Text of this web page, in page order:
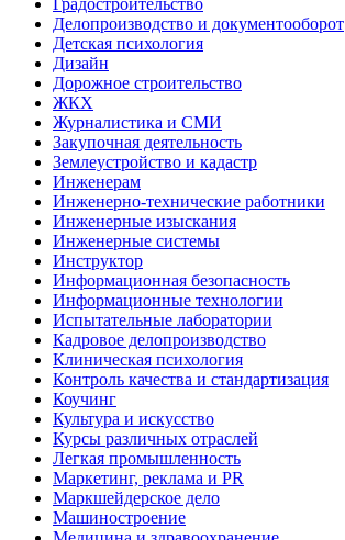
Градостроительство
Делопроизводство и документооборот
Детская психология
Дизайн
Дорожное строительство
ЖКХ
Журналистика и СМИ
Закупочная деятельность
Землеустройство и кадастр
Инженерам
Инженерно-технические работники
Инженерные изыскания
Инженерные системы
Инструктор
Информационная безопасность
Информационные технологии
Испытательные лаборатории
Кадровое делопроизводство
Клиническая психология
Контроль качества и стандартизация
Коучинг
Культура и искусство
Курсы различных отраслей
Легкая промышленность
Маркетинг, реклама и PR
Маркшейдерское дело
Машиностроение